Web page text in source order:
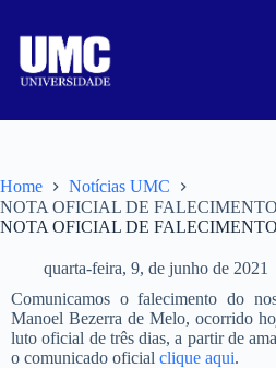
Home
Notícias UMC
NOTA OFICIAL DE FALECIMENTO
NOTA OFICIAL DE FALECIMENTO
quarta-feira, 9, de junho de 2021
Comunicamos o falecimento do
Manoel Bezerra de Melo, ocorrido
luto oficial de três dias, a partir de
o comunicado oficial clique aqui.